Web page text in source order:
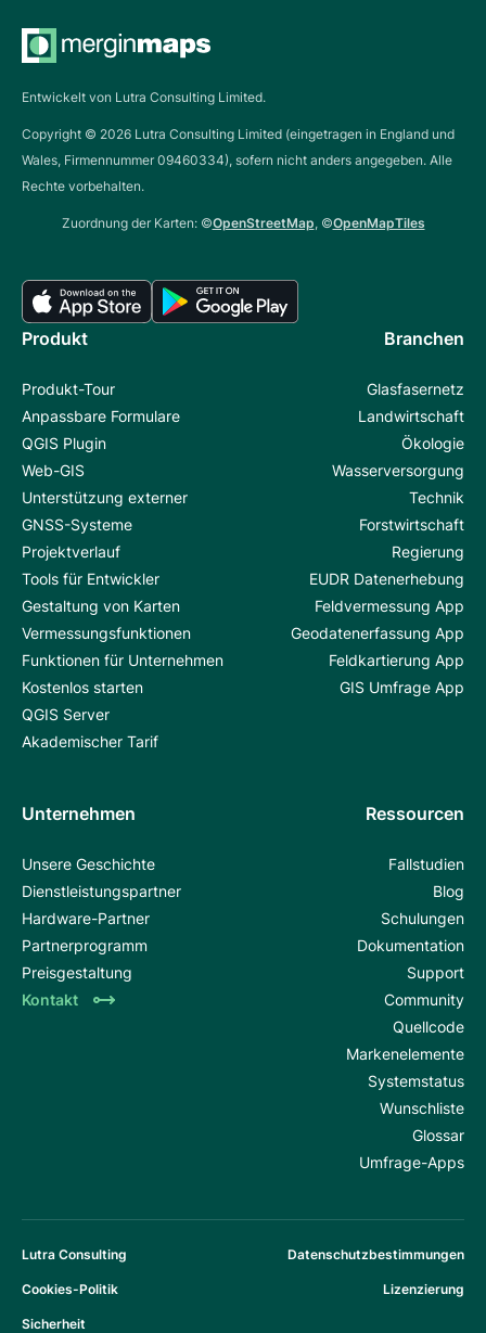
Entwickelt von Lutra Consulting Limited.
Copyright © 2026 Lutra Consulting Limited (eingetragen in England und
Wales, Firmennummer 09460334), sofern nicht anders angegeben. Alle
Rechte vorbehalten.
Zuordnung der Karten: ©OpenStreetMap, ©OpenMapTiles
Produkt
Produkt-Tour
Anpassbare Formulare
QGIS Plugin
Web-GIS
Unterstützung externer
GNSS-Systeme
Projektverlauf
Tools für Entwickler
Gestaltung von Karten
Vermessungsfunktionen
Funktionen für Unternehmen
Kostenlos starten
QGIS Server
Akademischer Tarif
Branchen
Glasfasernetz
Landwirtschaft
Ökologie
Wasserversorgung
Technik
Forstwirtschaft
Regierung
EUDR Datenerhebung
Feldvermessung App
Geodatenerfassung App
Feldkartierung App
GIS Umfrage App
Unternehmen
Unsere Geschichte
Dienstleistungspartner
Hardware-Partner
Partnerprogramm
Preisgestaltung
Kontakt
Ressourcen
Fallstudien
Blog
Schulungen
Dokumentation
Support
Community
Quellcode
Markenelemente
Systemstatus
Wunschliste
Glossar
Umfrage-Apps
Lutra Consulting Datenschutzbestimmungen
Cookies-Politik Lizenzierung
Sicherheit